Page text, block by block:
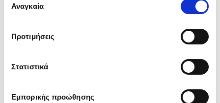
ενδιαφέρουν και να επιλέξετε από τα παρακάτω με την
΄΄και να ενημερωθείτε σχετικά με
συγκατάθεσης
Αναγκαία
Προτιμήσεις
Στατιστικά
Εμπορικής προώθησης